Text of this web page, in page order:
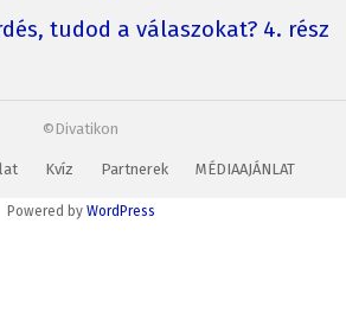
tudod a válaszokat? 4. rész
©Divatikon
Kvíz Partnerek MÉDIAAJÁNLAT
Powered by WordPress